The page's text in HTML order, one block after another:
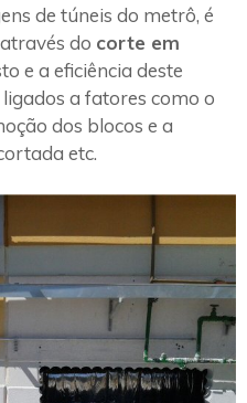
de túneis do metrô, é
do corte em
e a eficiência deste
a fatores como o
dos blocos e a
etc.